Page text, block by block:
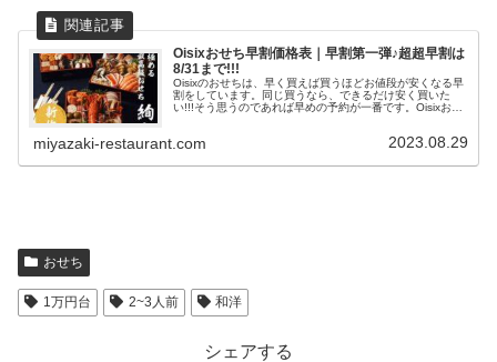
Oisixおせち早割価格表｜早割第一弾♪超超早割は
8/31まで!!!
Oisixのおせちは、早く買えば買うほどお値段が安くなる早
割をしています。同じ買うなら、できるだけ安く買いた
い!!!そう思うのであれば早めの予約が一番です。Oisixおせ
miyazaki-restaurant.com 2023.08.29
おせち
1万円台 2~3人前 和洋
シェアする